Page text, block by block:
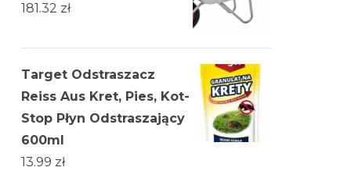
181.32 zł
Target Odstraszacz
Reiss Aus Kret, Pies, Kot-
Stop Płyn Odstraszający
600ml
13.99 zł